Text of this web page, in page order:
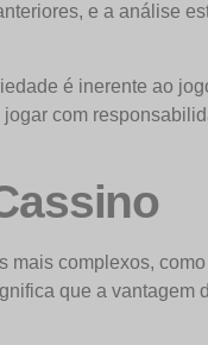
e a análise
é inerente ao
com
mais complexos,
que a vantagem